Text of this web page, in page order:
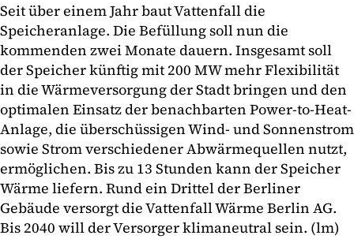
Seit über einem Jahr baut Vattenfall die
Speicheranlage. Die Befüllung soll nun die
kommenden zwei Monate dauern. Insgesamt soll
der Speicher künftig mit 200 MW mehr Flexibilität
in die Wärmeversorgung der Stadt bringen und den
optimalen Einsatz der benachbarten Power-to-Heat-
Anlage, die überschüssigen Wind- und Sonnenstrom
sowie Strom verschiedener Abwärmequellen nutzt,
ermöglichen. Bis zu 13 Stunden kann der Speicher
Wärme liefern. Rund ein Drittel der Berliner
Gebäude versorgt die Vattenfall Wärme Berlin AG.
Bis 2040 will der Versorger klimaneutral sein. (lm)